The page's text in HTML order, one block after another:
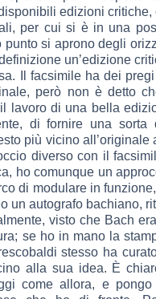
edizioni critiche,
per cui si è in una
punto si aprono degli
un’edizione
Il facsimile ha dei
però non è detto
lavoro di una bella
di fornire una
più vicino all’originale
diverso con il
ho comunque un
di modulare in
un autografo bachiano,
visto che Bach
se ho in mano la
stesso ha
alla sua idea. È
come allora, e pongo